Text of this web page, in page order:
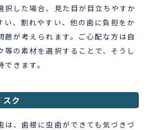
択した場合、見た目が目立ちやすか
い、割れやすい、他の歯に負担をか
題が考えられます。ご心配な方は自
等の素材を選択することで、そうし
きます。
ク
は、歯根に虫歯ができても気づきづ